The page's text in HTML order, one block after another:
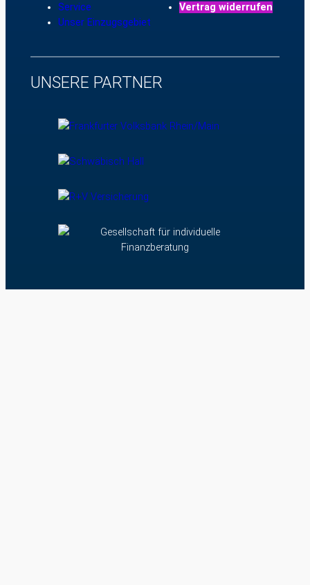
Service
Unser Einzugsgebiet
Vertrag widerrufen
UNSERE PARTNER